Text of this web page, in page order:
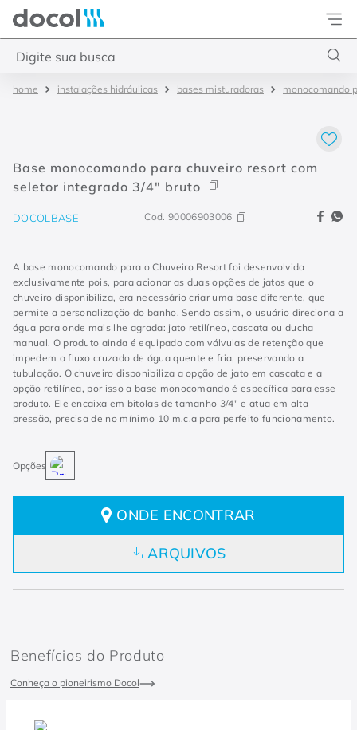
Docol
instalações hidráulicas bases misturadoras monocomando
Base monocomando para chuveiro resort com
seletor integrado 3/4" bruto
DOCOLBASE Cod. 90006903006
A base monocomando para o Chuveiro Resort foi desenvolvida
exclusivamente pois, para acionar as duas opções de jatos que o
chuveiro disponibiliza, era necessário criar uma base diferente, que
permite a personalização do banho. Sendo assim, o usuário direciona a
água para onde mais lhe agrada: jato retilíneo, cascata ou ducha
manual. O produto ainda é equipado com válvulas de retenção que
impedem o fluxo cruzado de água quente e fria, preservando a
tubulação. O chuveiro disponibiliza a opção de jato em cascata e a
opção retilínea, por isso a base monocomando é específica para esse
produto. Ele encaixa em bitolas de tamanho 3/4" e atua em alta
pressão, precisa de no mínimo 10 m.c.a para perfeito funcionamento.
ONDE ENCONTRAR
ARQUIVOS
Benefícios do Produto
Conheça o pioneirismo Docol
3 misturador